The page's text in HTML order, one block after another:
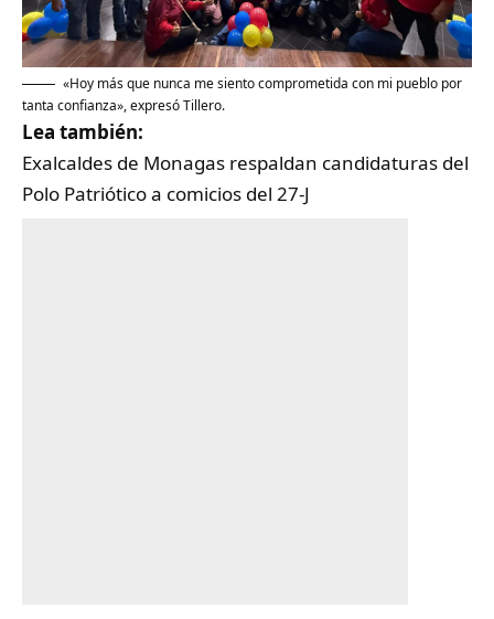
«Hoy más que nunca me siento comprometida con mi pueblo por
tanta confianza», expresó Tillero.
Lea también:
Exalcaldes de Monagas respaldan candidaturas del
Polo Patriótico a comicios del 27-J